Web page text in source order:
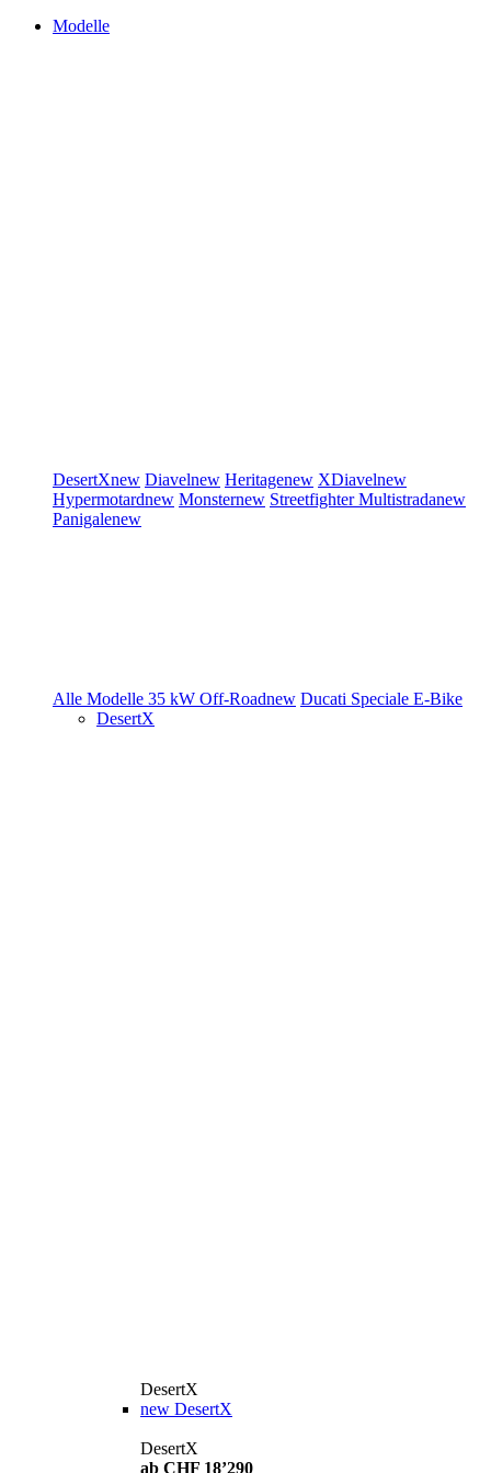
Modelle
DesertXnew Diavelnew Heritagenew XDiavelnew
Hypermotardnew Monsternew StreetfighterMultistradanew
Panigalenew
Alle Modelle 35 kW Off-Roadnew Ducati Speciale E-Bike
DesertX
DesertX
new DesertX
DesertX
ab CHF 18’290